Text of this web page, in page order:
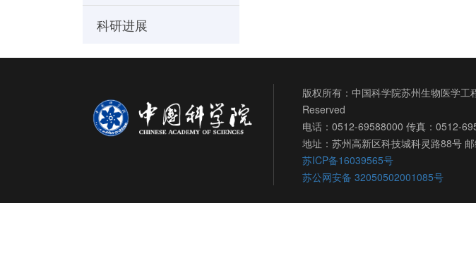
科研进展
版权所有：中国科学院苏州生物医学
Reserved
电话：0512-69588000 传真：0512-
地址：苏州高新区科技城科灵路88号
苏ICP备16039565号
苏公网安备 32050502001085号